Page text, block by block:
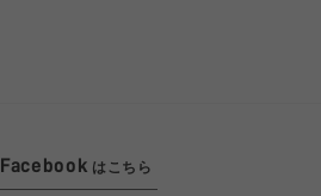
Facebook はこちら